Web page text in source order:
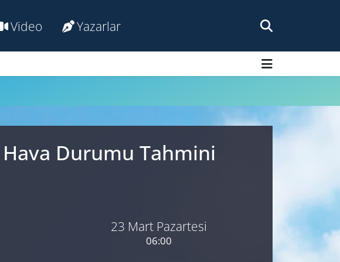
Video Yazarlar
Hava Durumu Tahmini
23 Mart Pazartesi
06:00